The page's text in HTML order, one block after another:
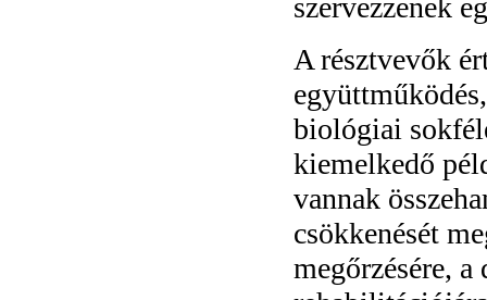
szervezzenek
A résztvevők
biológiai
kiemelkedő
vannak
csökkenését
megőrzésére,